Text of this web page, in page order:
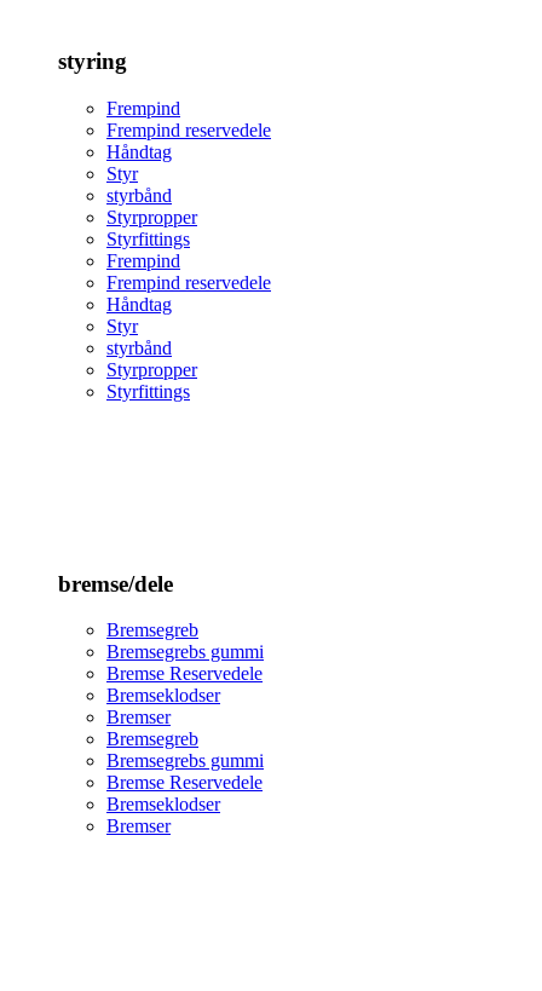
styring
Frempind
Frempind reservedele
Håndtag
Styr
styrbånd
Styrpropper
Styrfittings
Frempind
Frempind reservedele
Håndtag
Styr
styrbånd
Styrpropper
Styrfittings
bremse/dele
Bremsegreb
Bremsegrebs gummi
Bremse Reservedele
Bremseklodser
Bremser
Bremsegreb
Bremsegrebs gummi
Bremse Reservedele
Bremseklodser
Bremser